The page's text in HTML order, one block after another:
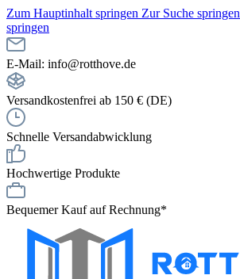
Zum Hauptinhalt springen Zur Suche springen
springen
E-Mail: info@rotthove.de
Versandkostenfrei ab 150 € (DE)
Schnelle Versandabwicklung
Hochwertige Produkte
Bequemer Kauf auf Rechnung*